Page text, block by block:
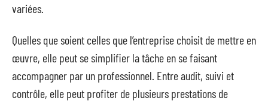
variées.
Quelles que soient celles que l’entreprise choisit de mettre en
œuvre, elle peut se simplifier la tâche en se faisant
accompagner par un professionnel. Entre audit, suivi et
contrôle, elle peut profiter de plusieurs prestations de